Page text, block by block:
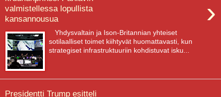
valmistellessa lopullista
kansannousua
›
Yhdysvaltain ja Ison-Britannian yhteiset
sotilaalliset toimet kiihtyvät huomattavasti, kun
strategiset infrastruktuuriin kohdistuvat isku...
Presidentti Trump esitteli